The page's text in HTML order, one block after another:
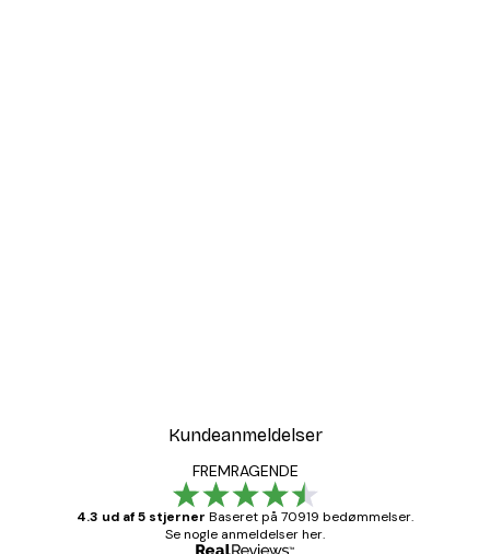
Kundeanmeldelser
FREMRAGENDE
4.3 ud af 5 stjerner Baseret på 70919 bedømmelser.
Se nogle anmeldelser her.